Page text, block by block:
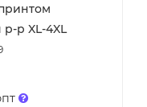
р XL-4XL